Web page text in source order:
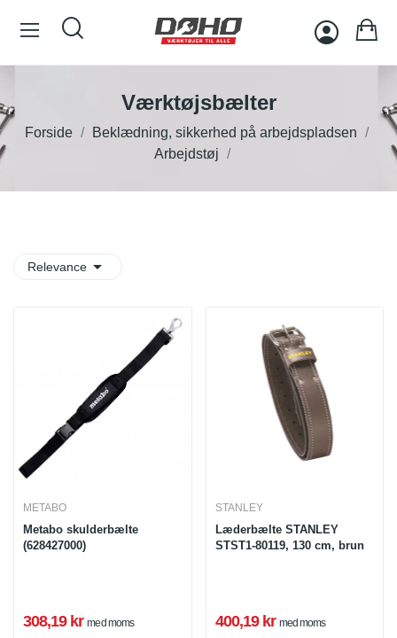
Værktøjsbælter
Forside
Beklædning, sikkerhed på arbejdspladsen
Arbejdstøj
Relevance 
METABO
Metabo skulderbælte
(628427000)
308,19 kr med moms
STANLEY
Læderbælte STANLEY
STST1-80119, 130 cm, brun
400,19 kr med moms